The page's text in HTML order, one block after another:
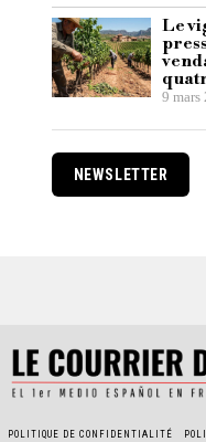
Le
9 mars
NEWSLETTER
POLITIQUE DE CONFIDENTIALITÉ